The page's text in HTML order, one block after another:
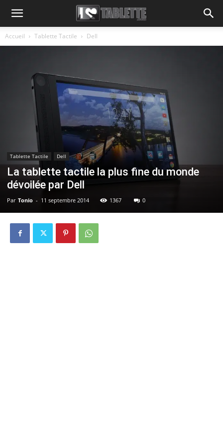
Accueil Tablette Tactile Dell
Tablette Tactile Dell
La tablette tactile la plus fine du monde
dévoilée par Dell
Par Tonio - 11 septembre 2014 1367 0